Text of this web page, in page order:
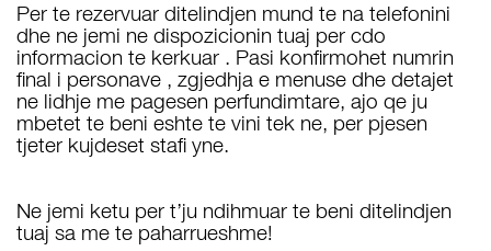
Per te rezervuar ditelindjen mund te na telefonini
dhe ne jemi ne dispozicionin tuaj per cdo
informacion te kerkuar . Pasi konfirmohet numrin
final i personave , zgjedhja e menuse dhe detajet
ne lidhje me pagesen perfundimtare, ajo qe ju
mbetet te beni eshte te vini tek ne, per pjesen
tjeter kujdeset stafi yne.
Ne jemi ketu per t’ju ndihmuar te beni ditelindjen
tuaj sa me te paharrueshme!